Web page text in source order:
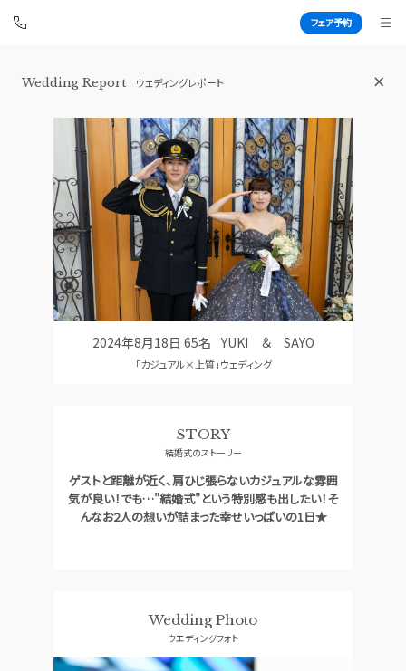
フェア予約
TOP
トップ
BRIDAL FAIR
ブライダルフェア
WEDDING REPORT
体験者レポート
PHOTO GALLERY
フォトギャラリー
PLAN
プラン
CEREMONY
挙式
PARTY CUISINE
料理
口コミランキング
ACCESS
アクセス
GUEST
ご列席者の皆さまへ
QA
よくあるご質問
お問い合わせ
Wedding Report ウェディングレポート
2024年8月18日 65名 YUKI ＆ SAYO
「カジュアル×上質」ウェディング
STORY
結婚式のストーリー
ゲストと距離が近く、肩ひじ張らないカジュアルな雰囲
気が良い！でも…"結婚式"という特別感も出したい！そ
んなお2人の想いが詰まった幸せいっぱいの1日★
Wedding Photo
ウエディングフォト